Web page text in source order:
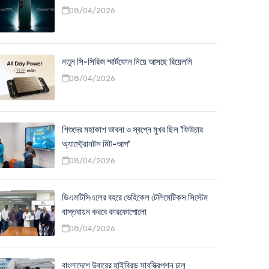
08/04/2026
নতুন সি-সিরিজ স্মার্টফোন নিয়ে আসছে রিয়েলমি
08/04/2026
শিশুদের মহাকাশ ভাবনা ও স্বপ্নে মুখর ছিল 'ফিউচার
অ্যাস্ট্রোনটস মিট-আপ'
08/04/2026
ডিএমটিসিএলের বহরে ভেহিকেল টেলিমেটিকস সিস্টেম
বাস্তবায়ন করবে কারকোপোলো
08/04/2026
বাংলাদেশে উবারের হাইব্রিড সাবস্ক্রিপশন চালু